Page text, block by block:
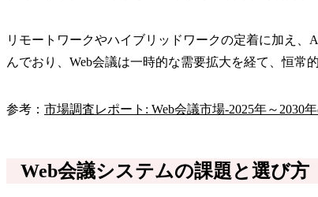
リモートワークやハイブリッドワークの定着に加え
んでおり、Web会議は一時的な需要拡大を経て、恒常
参考： 市場調査レポート: Web会議市場-2025年～2030
Web会議システムの課題と選び方